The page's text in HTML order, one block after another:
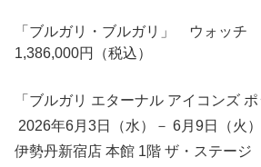
「ブルガリ・ブルガリ」 ウォッ
1,386,000円（税込）
「ブルガリ エターナル アイコンズ ポ
2026年6月3日（水）－ 6月9日（火
伊勢丹新宿店 本館 1階 ザ・ステージ